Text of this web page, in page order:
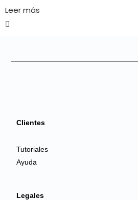
Leer más
Clientes
Tutoriales
Ayuda
Legales